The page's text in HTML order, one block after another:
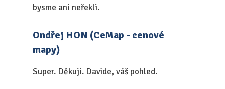
bysme ani neřekli.
Ondřej HON (CeMap - cenové
mapy)
Super. Děkuji. Davide, váš pohled.